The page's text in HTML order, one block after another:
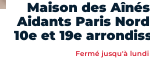
Maison des
Aidants Paris
10e et 19e
Fermé jusqu'à lundi